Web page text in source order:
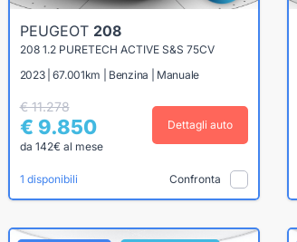
PEUGEOT 208
208 1.2 PURETECH ACTIVE S&S 75CV
2023 | 67.001km | Benzina | Manuale
€ 11.278
€ 9.850
da 142€ al mese
Dettagli auto
1 disponibili Confronta